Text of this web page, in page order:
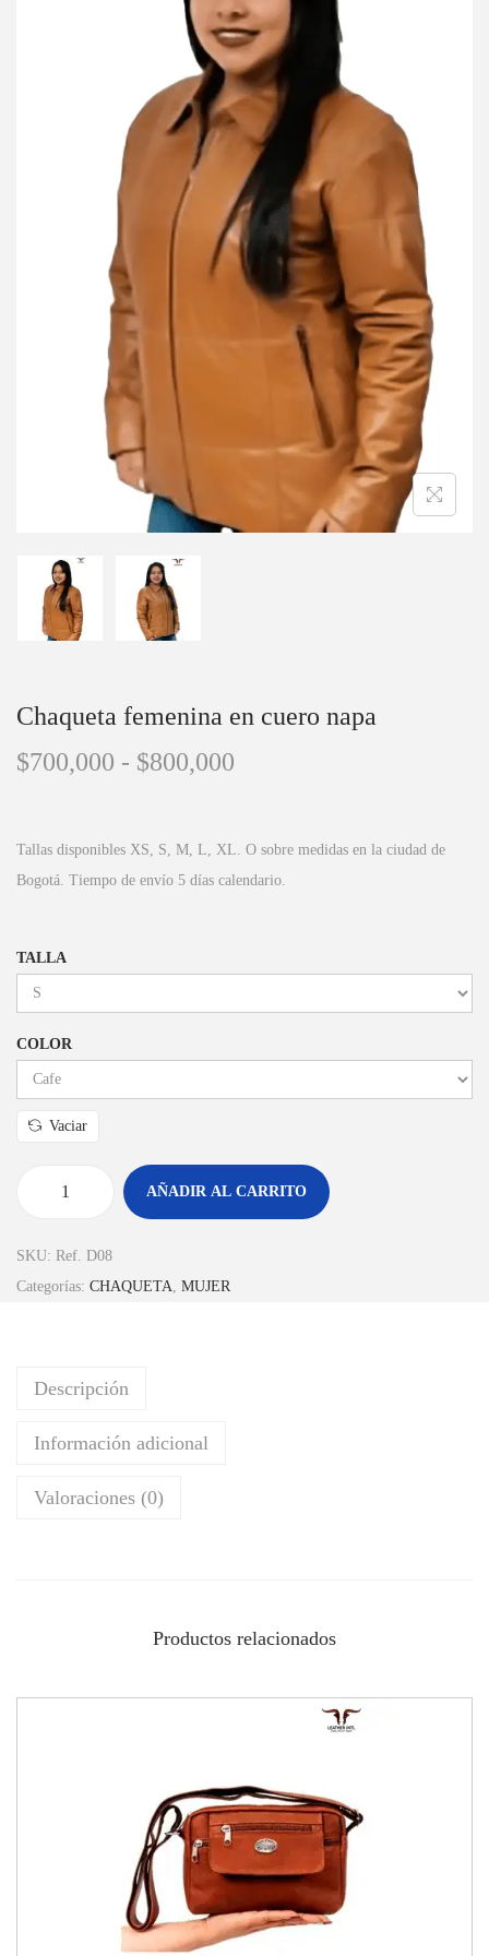
Chaqueta femenina en cuero napa
$700,000 - $800,000
Tallas disponibles XS, S, M, L, XL. O sobre medidas en la ciudad de
Bogotá. Tiempo de envío 5 días calendario.
TALLA
COLOR
Vaciar
AÑADIR AL CARRITO
SKU: Ref. D08
Categorías: CHAQUETA MUJER
Descripción
Información adicional
Valoraciones (0)
Productos relacionados